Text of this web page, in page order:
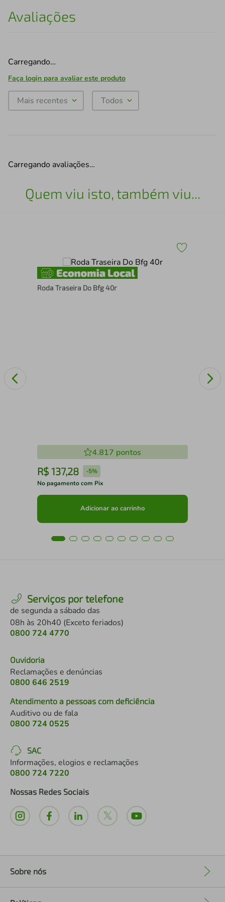
Avaliações
Carregando…
Faça login para avaliar este produto
Mais recentes Todos
Carregando avaliações…
Quem viu isto, também viu...
Roda Traseira Do Bfg 40r
4.817 pontos
R$ 137,28 -5%
No pagamento com Pix
Adicionar ao carrinho
Serviços por telefone
de segunda a sábado das
08h às 20h40 (Exceto feriados)
0800 724 4770
Ouvidoria
Reclamações e denúncias
0800 646 2519
Atendimento a pessoas com deficiência
Auditivo ou de fala
0800 724 0525
SAC
Informações, elogios e reclamações
0800 724 7220
Nossas Redes Sociais
Sobre nós